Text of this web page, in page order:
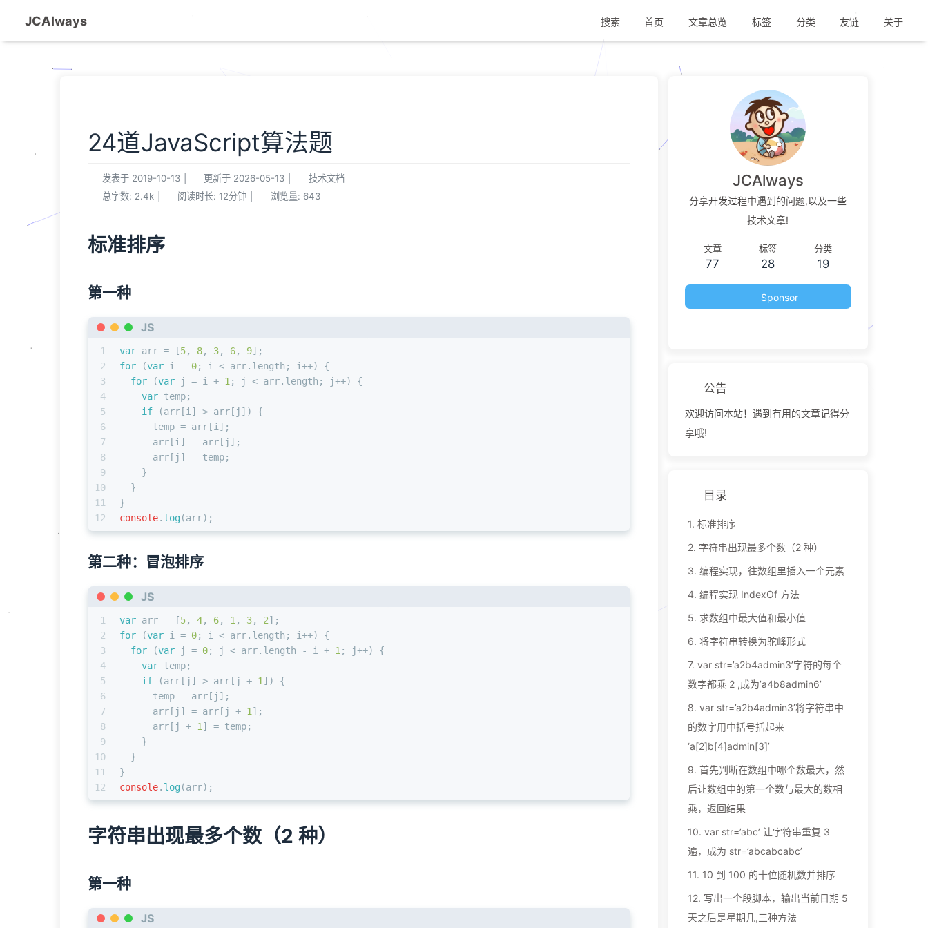
JCAlways 搜索 首页 文章总览 标签 分类 友链 关于
24道JavaScript算法题
发表于 2019-10-13 更新于 2026-05-13
技术文档
总字数: 2.4k 阅读时长: 12分钟 浏览量: 643
标准排序
第一种
JS
1
2
3
4
5
6
7
8
9
10
11
12
var arr = [5, 8, 3, 6, 9];
for (var i = 0; i < arr. length ; i++) {
for (var j = i + 1 ; j < arr. length ; j++) {
var temp;
if (arr[i] > arr[j]) {
      temp = arr[i];
      arr[i] = arr[j];
      arr[j] = temp;
    }
  }
}
console. log(arr);
第二种：冒泡排序
JS
1
2
3
4
5
6
7
8
9
10
11
12
var arr = [5, 4, 6, 1 , 3, 2];
for (var i = 0; i < arr. length ; i++) {
for (var j = 0; j < arr. length - i + 1 ; j++) {
var temp;
if (arr[j] > arr[j + 1 ]) {
      temp = arr[j];
      arr[j] = arr[j +
1 ];
      arr[j +
1 ] = temp;
    }
  }
}
console. log(arr);
字符串出现最多个数（2 种）
第一种
JS
JCAlways
分享开发过程中遇到的问题,以及一些
技术文章!
文章
77
标签
28
分类
19
Sponsor
公告
欢迎访问本站！遇到有用的文章记得分
享哦!
目录
1. 标准排序
2. 字符串出现最多个数（2 种）
3. 编程实现，往数组里插入一个元素
4. 编程实现 IndexOf 方法
5. 求数组中最大值和最小值
6. 将字符串转换为驼峰形式
7. var str=’a2b4admin3’字符的每个
数字都乘 2 ,成为’a4b8admin6’
8. var str=’a2b4admin3’将字符串中
的数字用中括号括起来
‘a[2]b[4]admin[3]’
9. 首先判断在数组中哪个数最大，然
后让数组中的第一个数与最大的数相
乘，返回结果
10. var str=’abc’ 让字符串重复 3
遍，成为 str=’abcabcabc’
11. 10 到 100 的十位随机数并排序
12. 写出一个段脚本，输出当前日期 5
天之后是星期几,三种方法